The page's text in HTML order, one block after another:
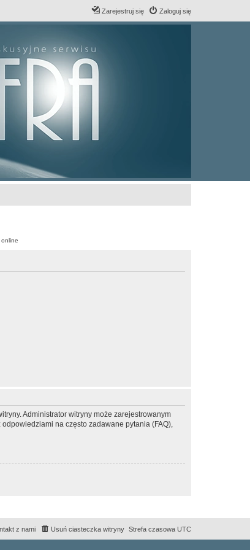
Zaloguj się
Zarejestruj się
Administrator witryny może zarejestrowanym
na często zadawane pytania (FAQ),
Strefa czasowa UTC
Usuń ciasteczka witryny
z nami